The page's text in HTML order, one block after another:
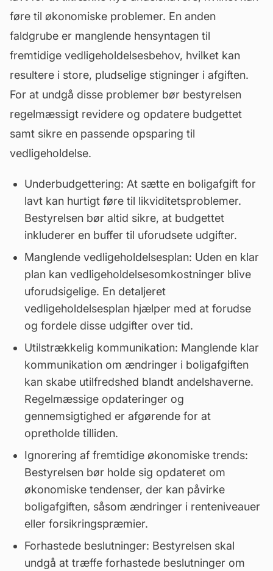
føre til økonomiske problemer. En anden
faldgrube er manglende hensyntagen til
fremtidige vedligeholdelsesbehov, hvilket kan
resultere i store, pludselige stigninger i afgiften.
For at undgå disse problemer bør bestyrelsen
regelmæssigt revidere og opdatere budgettet
samt sikre en passende opsparing til
vedligeholdelse.
Underbudgettering: At sætte en boligafgift for
lavt kan hurtigt føre til likviditetsproblemer.
Bestyrelsen bør altid sikre, at budgettet
inkluderer en buffer til uforudsete udgifter.
Manglende vedligeholdelsesplan: Uden en klar
plan kan vedligeholdelsesomkostninger blive
uforudsigelige. En detaljeret
vedligeholdelsesplan hjælper med at forudse
og fordele disse udgifter over tid.
Utilstrækkelig kommunikation: Manglende klar
kommunikation om ændringer i boligafgiften
kan skabe utilfredshed blandt andelshaverne.
Regelmæssige opdateringer og
gennemsigtighed er afgørende for at
opretholde tilliden.
Ignorering af fremtidige økonomiske trends:
Bestyrelsen bør holde sig opdateret om
økonomiske tendenser, der kan påvirke
boligafgiften, såsom ændringer i renteniveauer
eller forsikringspræmier.
Forhastede beslutninger: Bestyrelsen skal
undgå at træffe forhastede beslutninger om